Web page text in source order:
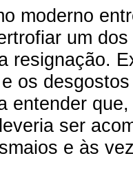
moderno
um
resignação.
os
entender
ser
e às